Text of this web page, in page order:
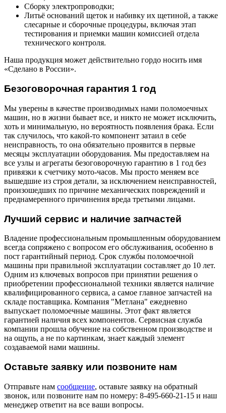
Сборку электропроводки;
Литьё оснований щеток и набивку их щетиной, а также
слесарные и сборочные процедуры, включая этап
тестирования и приемки машин комиссией отдела
технического контроля.
Наша продукция может действительно гордо носить имя
«Сделано в России».
Безоговорочная гарантия 1 год
Мы уверены в качестве производимых нами поломоечных
машин, но в жизни бывает все, и никто не может исключить,
хоть и минимальную, но вероятность появления брака. Если
так случилось, что какой-то компонент затаил в себе
неисправность, то она обязательно проявится в первые
месяцы эксплуатации оборудования. Мы предоставляем на
все узлы и агрегаты безоговорочную гарантию в 1 год без
привязки к счетчику мото-часов. Мы просто меняем все
вышедшие из строя детали, за исключением неисправностей,
произошедших по причине механических повреждений и
преднамеренного причинения вреда третьими лицами.
Лучший сервис и наличие запчастей
Владение профессиональным промышленным оборудованием
всегда сопряжено с вопросом его обслуживания, особенно в
пост гарантийный период. Срок службы поломоечной
машины при правильной эксплуатации составляет до 10 лет.
Одним из ключевых вопросов при принятии решения о
приобретении профессиональной техники является наличие
квалифицированного сервиса, а самое главное запчастей на
складе поставщика. Компания "Метлана" ежедневно
выпускает поломоечные машины. Этот факт является
гарантией наличия всех компонентов. Сервисная служба
компании прошла обучение на собственном производстве и
на ощупь, а не по картинкам, знает каждый элемент
создаваемой нами машины.
Оставьте заявку или позвоните нам
Отправьте нам сообщение, оставьте заявку на обратный
звонок, или позвоните нам по номеру: 8-495-660-21-15 и наш
менеджер ответит на все ваши вопросы.